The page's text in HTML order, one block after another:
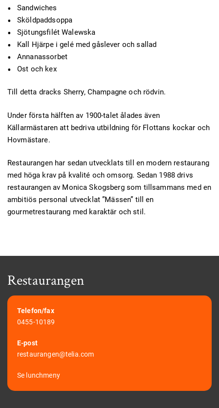
Sandwiches
Sköldpaddsoppa
Sjötungsfilét Walewska
Kall Hjärpe i gelé med gåslever och sallad
Annanassorbet
Ost och kex
Till detta dracks Sherry, Champagne och rödvin.
Under första hälften av 1900-talet ålades även
Källarmästaren att bedriva utbildning för Flottans kockar och
Hovmästare.
Restaurangen har sedan utvecklats till en modern restaurang
med höga krav på kvalité och omsorg. Sedan 1988 drivs
restaurangen av Monica Skogsberg som tillsammans med en
ambitiös personal utvecklat ”Mässen” till en
gourmetrestaurang med karaktär och stil.
Restaurangen
Telefon/fax
0455-10189
E-post
restaurangen@telia.com
Se lunchmeny